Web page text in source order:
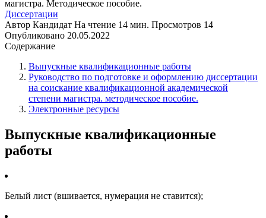
Диссертации
Автор Кандидат На чтение 14 мин. Просмотров 14
Опубликовано 20.05.2022
Содержание
Выпускные квалификационные работы
Руководство по подготовке и оформлению диссертации
на соискание квалификационной академической
степени магистра. методическое пособие.
Электронные ресурсы
Выпускные квалификационные
работы
Белый лист (вшивается, нумерация не ставится);